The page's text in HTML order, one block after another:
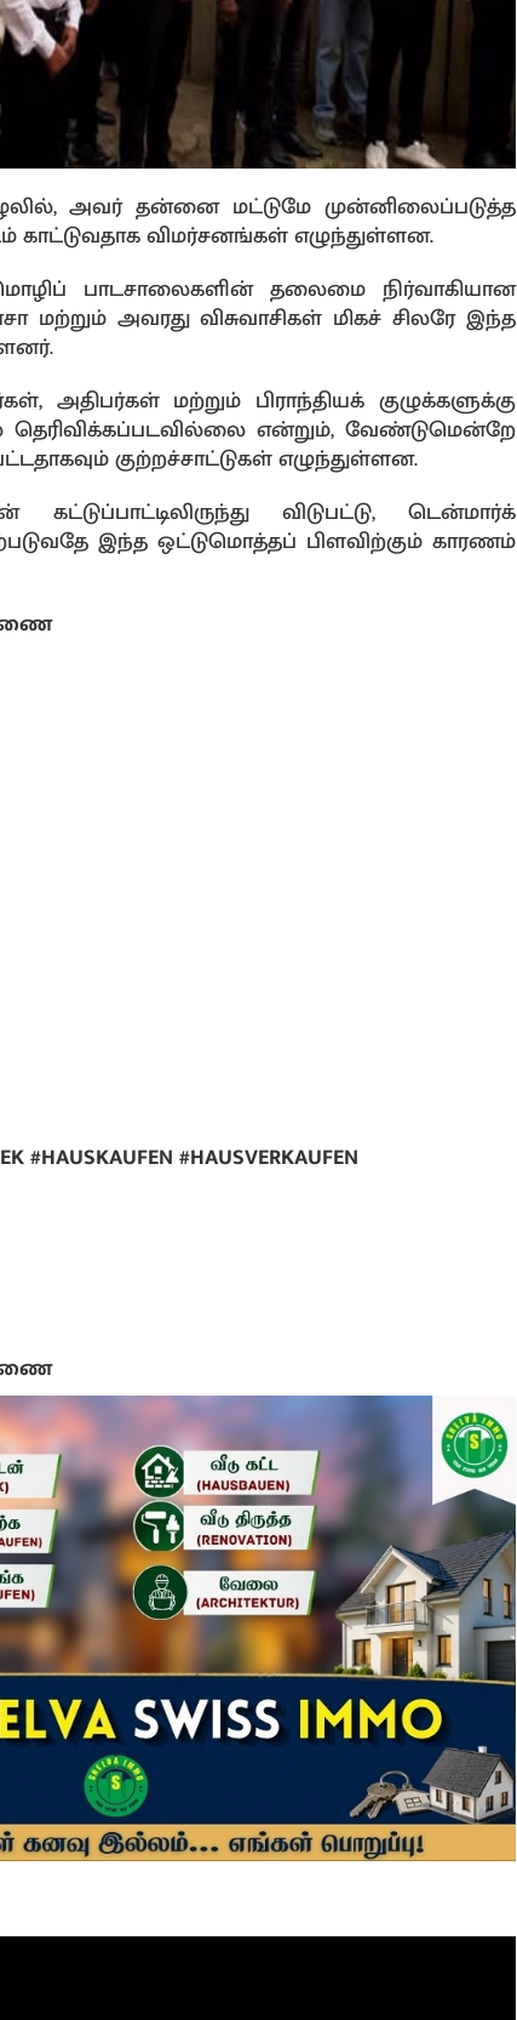
அவர் தன்னை மட்டுமே முன்னிலைப்படுத்த
விமர்சனங்கள் எழுந்துள்ளன.
பாடசாலைகளின் தலைமை நிர்வாகியான
மற்றும் அவரது விசுவாசிகள் மிகச் சிலரே இந்த
அதிபர்கள் மற்றும் பிராந்தியக் குழுக்களுக்கு
தெரிவிக்கப்படவில்லை என்றும், வேண்டுமென்றே
குற்றச்சாட்டுகள் எழுந்துள்ளன.
விடுபட்டு, டென்மார்க்
இந்த ஒட்டுமொத்தப் பிளவிற்கும் காரணம்
#HAUSKAUFEN #HAUSVERKAUFEN